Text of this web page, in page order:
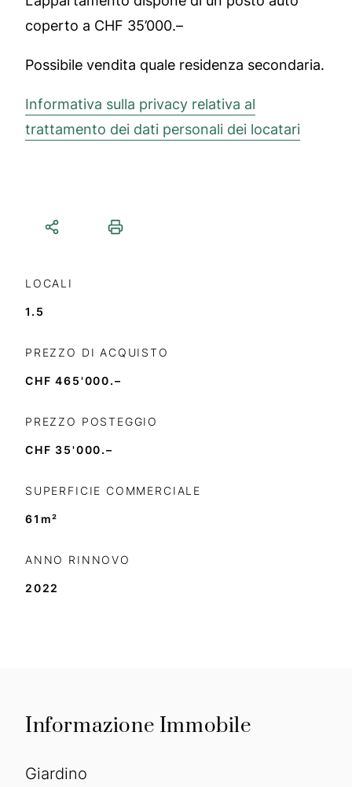
coperto a CHF 35’000.–
Possibile vendita quale residenza secondaria.
Informativa sulla privacy relativa al
trattamento dei dati personali dei locatari
LOCALI
1.5
PREZZO DI ACQUISTO
CHF 465'000.–
PREZZO POSTEGGIO
CHF 35'000.–
SUPERFICIE COMMERCIALE
61 m²
ANNO RINNOVO
2022
Informazione Immobile
Giardino